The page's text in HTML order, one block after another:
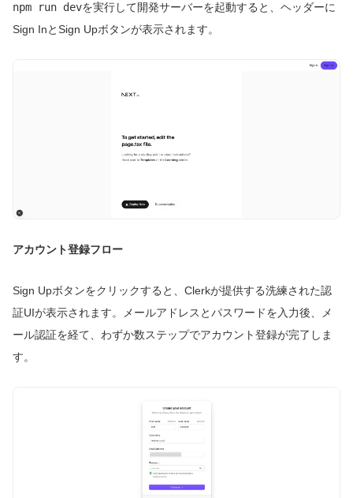
npm run devを実行して開発サーバーを起動すると、ヘッダーに
Sign InとSign Upボタンが表示されます。
アカウント登録フロー
Sign Upボタンをクリックすると、Clerkが提供する洗練された認
証UIが表示されます。メールアドレスとパスワードを入力後、メ
ール認証を経て、わずか数ステップでアカウント登録が完了しま
す。